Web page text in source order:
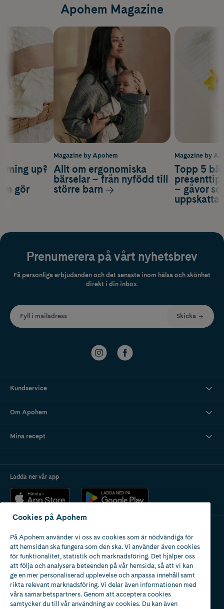
Apohem Magazine
Magazine by
Topp 5
– gåvor
up?
gör
Magazine by Apohem
Allt om ergonomiska
bärselar – från nyfödd till
större barn
Prenumerera på vårt nyhetsbrev
Få personliga erbjudanden och det senaste inom hälsa och skönhet
direkt i din inbox.
Fyll i mailadress Skicka
Kundservice
Om Apohem
Mina recept
Ladda ner vår app
Apotek med tillstånd
av Läkemedelsverket
Cookies på Apohem
På Apohem använder vi oss av cookies som är nödvändiga för
att hemsidan ska fungera som den ska. Vi använder även cookies
för funktionalitet, statistik och marknadsföring. Det hjälper oss
att följa och analysera beteenden på vår hemsida, så att vi kan
ge en mer personaliserad upplevelse och anpassa innehåll samt
rikta relevant marknadsföring. Vi delar även informationen med
våra samarbetspartners. Genom att acceptera cookies
samtycker du till vår användning av cookies. Du kan även